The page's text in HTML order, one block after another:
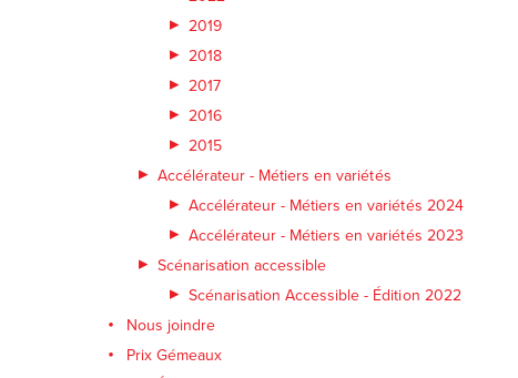
2019
2018
2017
2016
2015
Accélérateur - Métiers en variétés
Accélérateur - Métiers en variétés 2024
Accélérateur - Métiers en variétés 2023
Scénarisation accessible
Scénarisation Accessible - Édition 2022
Nous joindre
Prix Gémeaux